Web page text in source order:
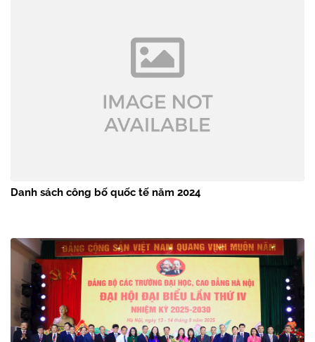
Danh sách công bố quốc tế năm 2024